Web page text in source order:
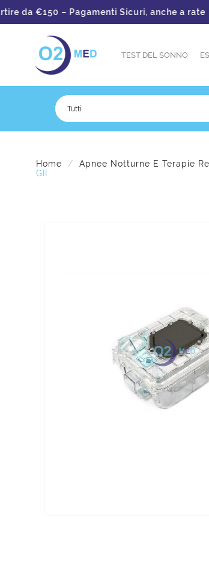
€150 – Pagamenti Sicuri, anche a rate
TEST DEL SONNO
Home Apnee Notturne E Terapie
GII